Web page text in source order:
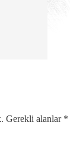
Gerekli alanlar *